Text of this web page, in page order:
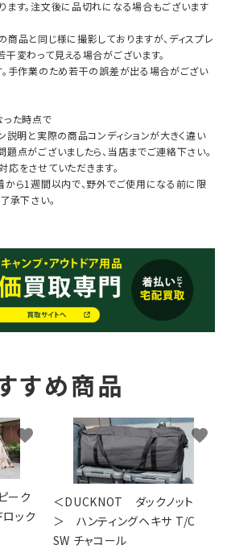
す。注文後に品切れになる場合もございます
品と同じ様に撮影しておりますが、ディスプレ
変わって見える場合がございます。
手作業のため若干の誤差が出る場合がござい
った時点で
説明と実際の商品コンディションが大きく違い
点がございましたら、当店までご連絡下さい。
をさせていただきます。
から1週間以内で、野外でご使用になる前に限
承下さい。
すめ商品
ーク
ック
favorite
＜DUCKNOT ダックノット
＞ ハンティングヘキサ T/C
SW チャコール
favorite